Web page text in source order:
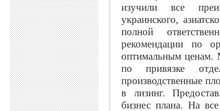
изучили все
украинского,
полной
рекомендации по
оптимальным
по привязке
производственные
в лизинг.
бизнес плана. На